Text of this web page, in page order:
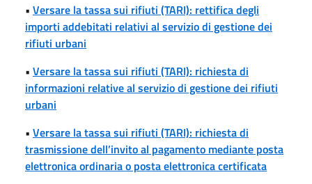
• Versare la tassa sui rifiuti (TARI): rettifica degli
importi addebitati relativi al servizio di gestione dei
rifiuti urbani
• Versare la tassa sui rifiuti (TARI): richiesta di
informazioni relative al servizio di gestione dei rifiuti
urbani
• Versare la tassa sui rifiuti (TARI): richiesta di
trasmissione dell’invito al pagamento mediante posta
elettronica ordinaria o posta elettronica certificata